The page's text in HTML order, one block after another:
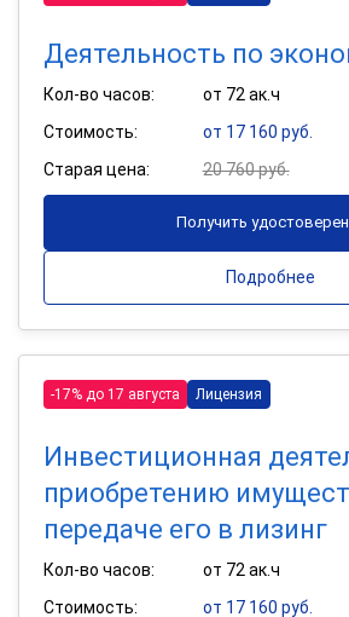
Деятельность по
Кол-во часов:
от 72 ак.ч
Стоимость:
от 17 160 руб.
Старая цена:
20 760 руб.
Получить
Подробнее
-17% до 17 августа Лицензия
Инвестиционная
приобретению
передаче его в лизинг
Кол-во часов:
от 72 ак.ч
Стоимость:
от 17 160 руб.